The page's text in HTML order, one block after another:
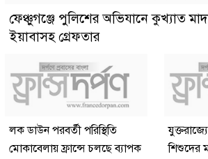
ফেঞ্চুগঞ্জে পুলিশের অভিযানে কুখ্যাত
ইয়াবাসহ গ্রেফতার
লক ডাউন পরবর্তী পরিস্থিতি
মোকাবেলায় ফ্রান্সে চলছে ব্যাপক
শিশুদের